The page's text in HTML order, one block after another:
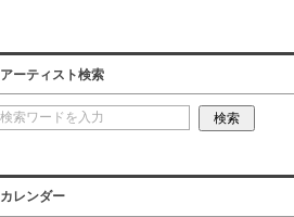
アーティスト検索
カレンダー